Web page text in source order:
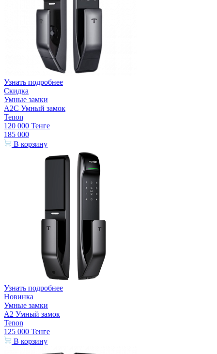
Узнать подробнее
Скидка
Умные замки
A2C Умный замок
Tenon
120 000 Тенге
185 000
В корзину
Узнать подробнее
Новинка
Умные замки
A2 Умный замок
Tenon
125 000 Тенге
В корзину